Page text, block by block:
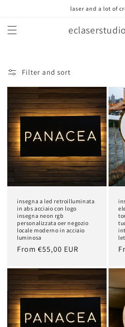
laser and a lot of
Filter and sort
insegna a led retroilluminata
in abs acciaio con logo
insegna neon rgb
personalizzata oer negozio
locale moderno in acciaio
luminosa
Regular
From €55,00 EUR